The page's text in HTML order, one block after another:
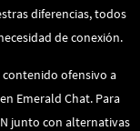
diferencias, todos
de conexión.
contenido ofensivo a
Emerald Chat. Para
junto con alternativas